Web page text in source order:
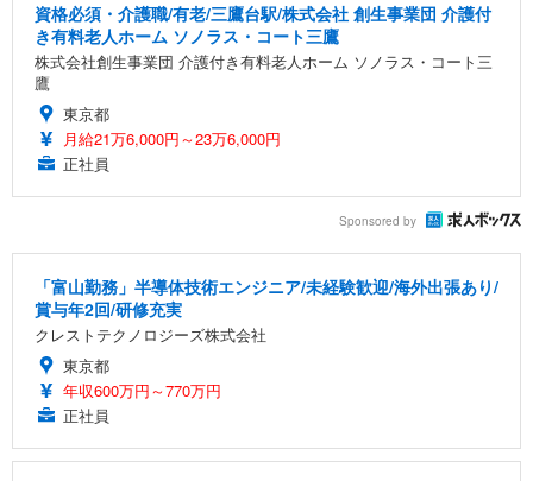
資格必須・介護職/有老/三鷹台駅/株式会社 創生事業団 介護付
き有料老人ホーム ソノラス・コート三鷹
株式会社創生事業団 介護付き有料老人ホーム ソノラス・コート三
鷹
東京都
月給21万6,000円～23万6,000円
正社員
Sponsored by
「富山勤務」半導体技術エンジニア/未経験歓迎/海外出張あり/
賞与年2回/研修充実
クレストテクノロジーズ株式会社
東京都
年収600万円～770万円
正社員